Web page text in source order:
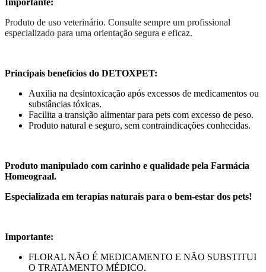
Importante:
Produto de uso veterinário. Consulte sempre um profissional
especializado para uma orientação segura e eficaz.
Principais benefícios do DETOXPET:
Auxilia na desintoxicação após excessos de medicamentos ou
substâncias tóxicas.
Facilita a transição alimentar para pets com excesso de peso.
Produto natural e seguro, sem contraindicações conhecidas.
Produto manipulado com carinho e qualidade pela Farmácia
Homeograal.
Especializada em terapias naturais para o bem-estar dos pets!
Importante:
FLORAL NÃO É MEDICAMENTO E NÃO SUBSTITUI
O TRATAMENTO MÉDICO.